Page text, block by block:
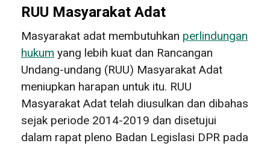
RUU Masyarakat Adat
Masyarakat adat membutuhkan perlindungan
hukum yang lebih kuat dan Rancangan
Undang-undang (RUU) Masyarakat Adat
meniupkan harapan untuk itu. RUU
Masyarakat Adat telah diusulkan dan dibahas
sejak periode 2014-2019 dan disetujui
dalam rapat pleno Badan Legislasi DPR pada